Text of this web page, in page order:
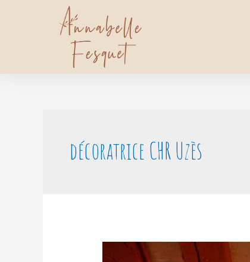
décoratrice CHR Uzès